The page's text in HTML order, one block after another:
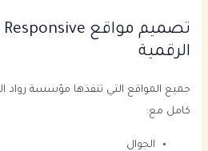
الرقمية
جميع المواقع التي تنفذها مؤسسة رواد
كامل مع:
الجوال